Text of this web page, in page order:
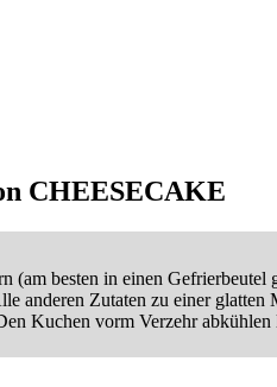
CHEESECAKE
(am besten in einen
anderen Zutaten zu einer
Kuchen vorm Verzehr abkühlen